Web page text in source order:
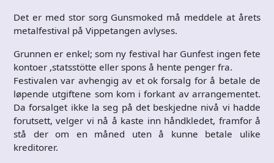
Det er med stor sorg Gunsmoked må meddele at årets
metalfestival på Vippetangen avlyses.
Grunnen er enkel; som ny festival har Gunfest ingen fete
kontoer ,statsstötte eller spons å hente penger fra.
Festivalen var avhengig av et ok forsalg for å betale de
løpende utgiftene som kom i forkant av arrangementet.
Da forsalget ikke la seg på det beskjedne nivå vi hadde
forutsett, velger vi nå å kaste inn håndkledet, framfor å
stå der om en måned uten å kunne betale ulike
kreditorer.